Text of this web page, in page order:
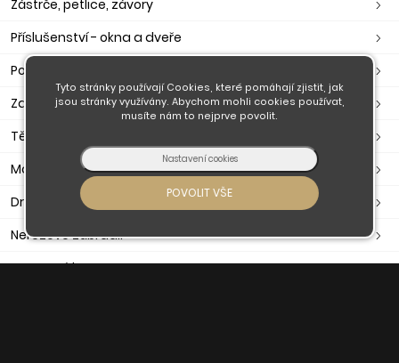
Zástrče, petlice, závory
Příslušenství - okna a dveře
Poštovní schránky, pokladny
Zavírače, ramínka, otevírače
Těsnění dveřní, okenní, samolepící
Madla
Držáky madla
Nerezové zábradlí
Nerezové komponenty
Tyto stránky používají Cookies, které pomáhají zjistit, jak
jsou stránky využívány. Abychom mohli cookies používat,
musíte nám to nejprve povolit.